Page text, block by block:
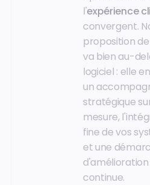
l'expérience
convergent.
proposition
va bien au-
logiciel : elle
un
stratégique
mesure,
fine de vos
et une
d'amélioration
continue.